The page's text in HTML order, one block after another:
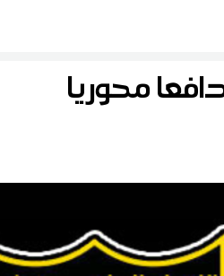
محوريا